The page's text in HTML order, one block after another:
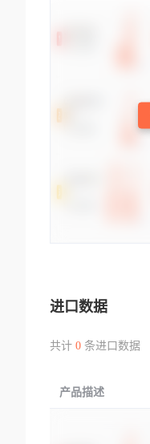
进口数据
共计 0条进口数据
产品描述